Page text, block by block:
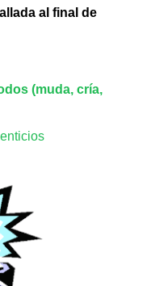
al final de
(muda, cría,